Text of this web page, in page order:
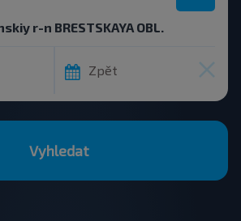
Zpět
Vyhledat